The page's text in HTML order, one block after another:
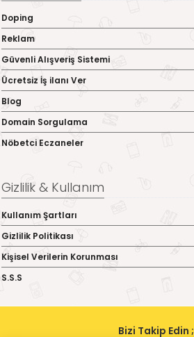
Doping
Reklam
Güvenli Alışveriş Sistemi
Ücretsiz İş ilanı Ver
Blog
Domain Sorgulama
Nöbetci Eczaneler
Gizlilik & Kullanım
Kullanım Şartları
Gizlilik Politikası
Kişisel Verilerin Korunması
S.S.S
Bizi Takip Edin ;